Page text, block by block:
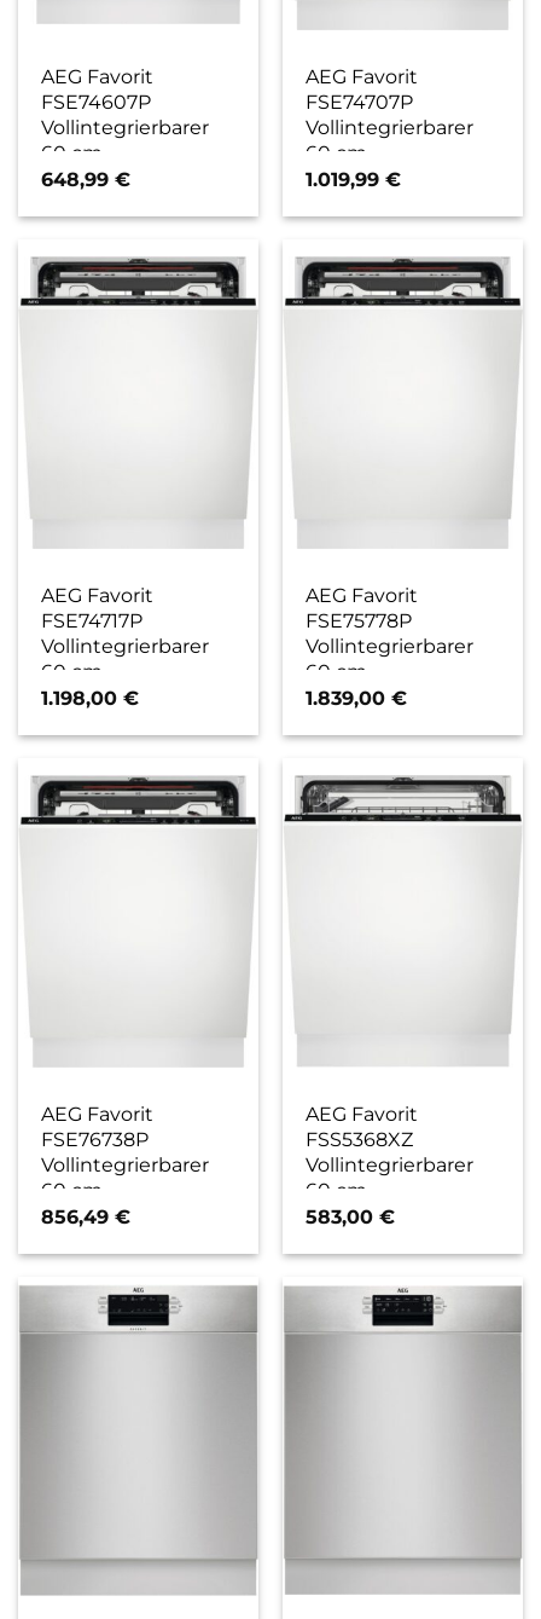
AEG Favorit
FSE74607P
Vollintegrierbarer
60 cm
Geschirrspüler / C
648,99€
AEG Favorit
FSE74707P
Vollintegrierbarer
60 cm
Geschirrspüler / C
1.019,99€
AEG Favorit
FSE74717P
Vollintegrierbarer
60 cm
Geschirrspüler / C
1.198,00€
AEG Favorit
FSE75778P
Vollintegrierbarer
60 cm
Geschirrspüler / B
1.839,00€
AEG Favorit
FSE76738P
Vollintegrierbarer
60 cm
Geschirrspüler / A
856,49€
AEG Favorit
FSS5368XZ
Vollintegrierbarer
60 cm
Geschirrspüler / D
583,00€